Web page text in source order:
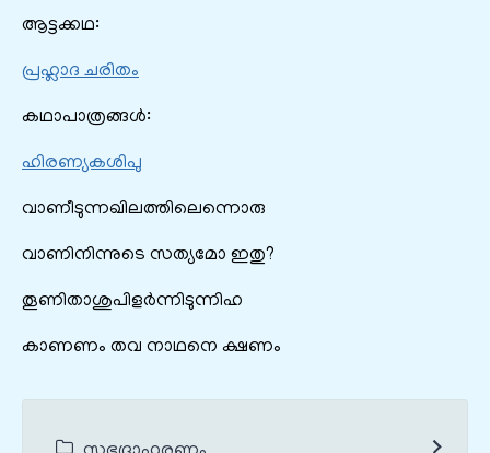
ആട്ടക്കഥ:
പ്രഹ്ലാദ ചരിതം
കഥാപാത്രങ്ങൾ:
ഹിരണ്യകശിപു
വാണീടുന്നഖിലത്തിലെന്നൊരു
വാണിനിന്നുടെ സത്യമോ ഇതു?
തൂണിതാശുപിളർന്നിടുന്നിഹ
കാണണം തവ നാഥനെ ക്ഷണം